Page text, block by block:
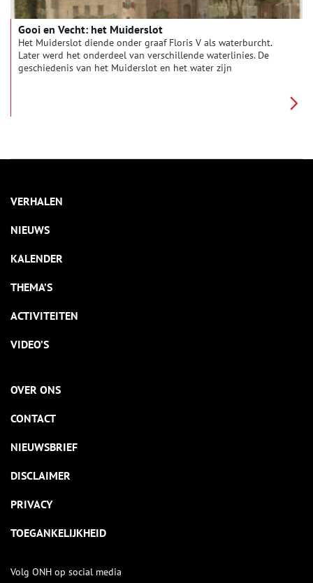
Gooi en Vecht: het Muiderslot
Het Muiderslot diende onder graaf Floris V als waterburcht.
Later werd het onderdeel van verschillende waterlinies. De
geschiedenis van het Muiderslot en het water zijn
VERHALEN
NIEUWS
KALENDER
THEMA’S
ACTIVITEITEN
VIDEO’S
OVER ONS
CONTACT
NIEUWSBRIEF
DISCLAIMER
PRIVACY
TOEGANKELIJKHEID
Volg ONH op social media